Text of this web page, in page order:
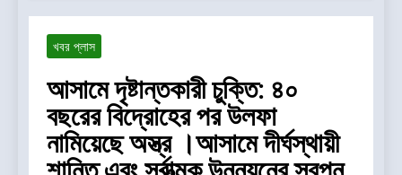
খবর প্লাস
আসামে দৃষ্টান্তকারী চুক্তি: ৪০
বছরের বিদ্রোহের পর উলফা
নামিয়েছে অস্ত্র ।আসামে দীর্ঘস্থায়ী